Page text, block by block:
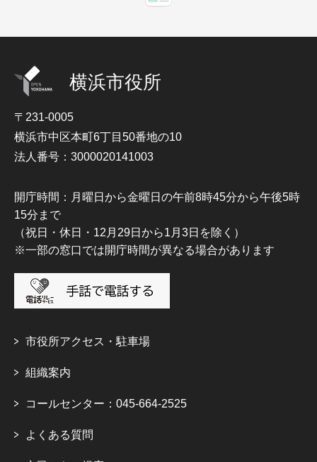
横浜市役所
〒231-0005
横浜市中区本町6丁目50番地の10
法人番号：3000020141003
開庁時間：月曜日から金曜日の午前8時45分から午後5時
15分まで
（祝日・休日・12月29日から1月3日を除く）
※一部の窓口では開庁時間が異なる場合があります
市役所アクセス・駐車場
組織案内
コールセンター：045-664-2525
よくある質問